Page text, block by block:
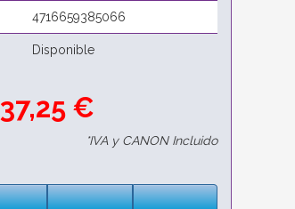
4716659385066
Disponible
37,25 €
*IVA y CANON Incluido